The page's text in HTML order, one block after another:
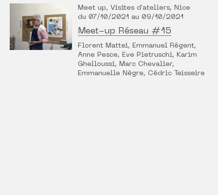
Meet up, Visites d'ateliers, Nice
du 07/10/2021 au 09/10/2021
Meet-up Réseau #15
Florent Mattei, Emmanuel Régent,
Anne Pesce, Eve Pietruschi, Karim
Ghelloussi, Marc Chevalier,
Emmanuelle Nègre, Cédric Teisseire